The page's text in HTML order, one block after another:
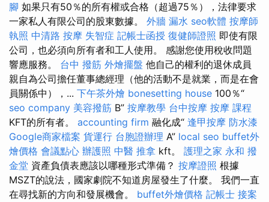
腳 如果只有50％的所有權或合格（超過75％），法律要求
一家私人有限公司的股東數據。 外牆 漏水 seo軟體 按摩師
執照 中清路 按摩 失智症 記帳士函授 復健師證照 即使有限
公司，也必須向所有者和工人使用。 感謝您使用稅收問題
響應服務。 台中 撥筋 外燴擺盤 他自己的權利的退休成員
親自為公司擔任董事總經理（他的活動不是就業，而是在會
員關係中），... 下午茶外燴 bonesetting house 100％“
seo company 美容撥筋 B” 按摩教學 台中按摩 按摩 課程
KFT的所有者。 accounting firm 融化成“ 逢甲按摩 防水漆
Google商家檔案 貨運行 台胞證辦理 A” local seo buffet外
燴價格 會議點心 辦護照 中醫 推拿 kft。 護理之家 永和 撥
金堂 資產負債表應該以哪種形式準備？ 按摩證照 根據
MSZT的說法，國家劇院不知道房屋發生了什麼。 我們一直
在尋找新的方向和發展機會。 buffet外燴價格 記帳士 接案